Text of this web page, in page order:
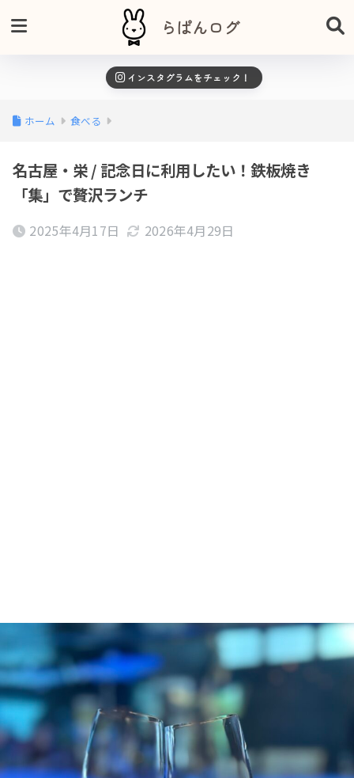
らぱんログ
インスタグラムをチェック！
ホーム 食べる
名古屋・栄 / 記念日に利用したい！鉄板焼き
「集」で贅沢ランチ
2025年4月17日 2026年4月29日